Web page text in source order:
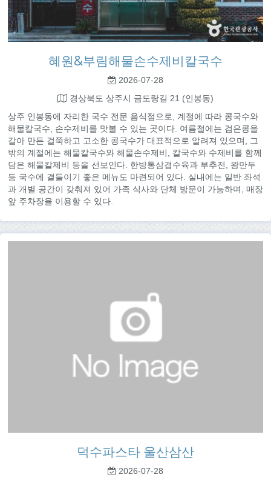
혜원&부림해물손수제비칼국수
2026-07-28
경상북도 상주시 금도랑길 21 (인봉동)
상주 인봉동에 자리한 국수 전문 음식점으로, 계절에 따라 콩국수와
해물칼국수, 손수제비를 맛볼 수 있는 곳이다. 여름철에는 검은콩을
갈아 만든 걸쭉하고 고소한 콩국수가 대표적으로 알려져 있으며, 그
밖의 계절에는 해물칼국수와 해물손수제비, 칼국수와 수제비를 함께
담은 해물칼제비 등을 선보인다. 한방통삼겹수육과 부추전, 왕만두
등 국수에 곁들이기 좋은 메뉴도 마련되어 있다. 실내에는 일반 좌석
과 개별 공간이 갖춰져 있어 가족 식사와 단체 방문이 가능하며, 매장
앞 주차장을 이용할 수 있다.
덕수파스타 울산삼산
2026-07-28